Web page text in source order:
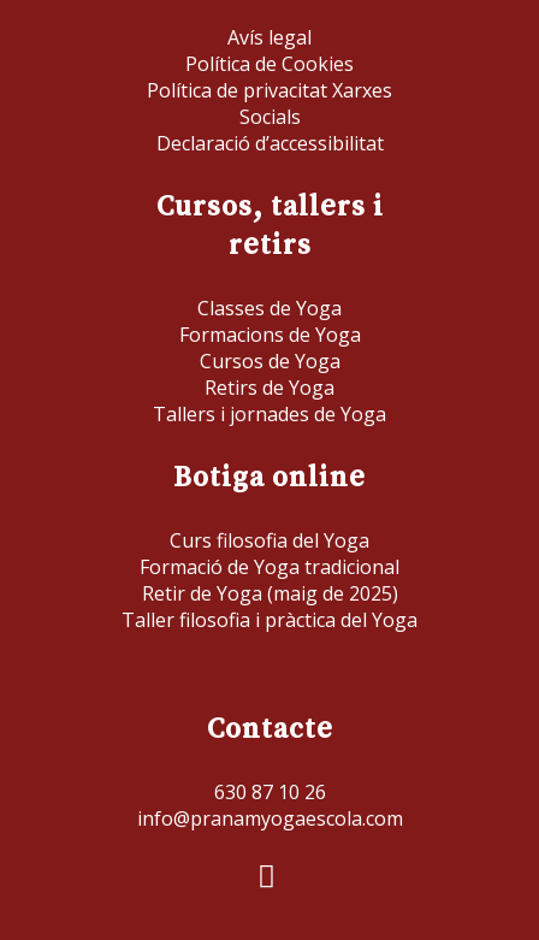
Avís legal
Política de Cookies
Política de privacitat Xarxes
Socials
Declaració d’accessibilitat
Cursos, tallers i
retirs
Classes de Yoga
Formacions de Yoga
Cursos de Yoga
Retirs de Yoga
Tallers i jornades de Yoga
Botiga online
Curs filosofia del Yoga
Formació de Yoga tradicional
Retir de Yoga (maig de 2025)
Taller filosofia i pràctica del Yoga
Contacte
630 87 10 26
info@pranamyogaescola.com